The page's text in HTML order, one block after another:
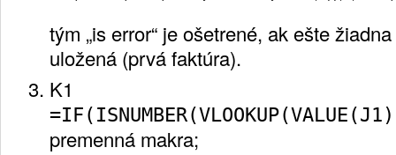
tým „is error“ je ošetrené, ak ešte
uložená (prvá faktúra).
K1
premenná makra;